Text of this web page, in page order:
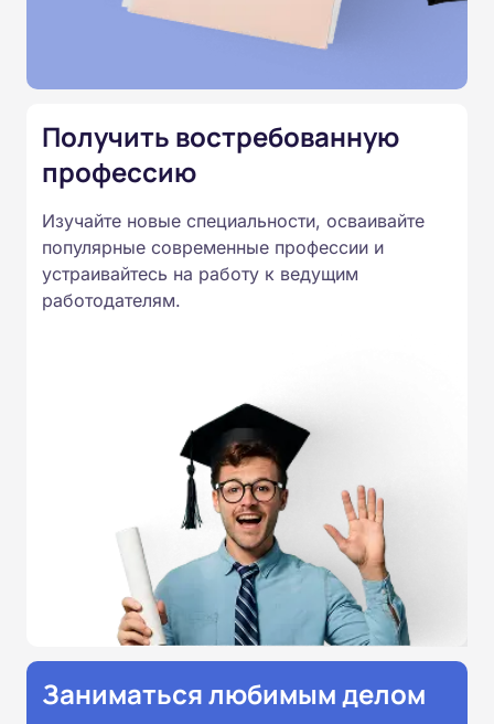
подтверждены лицензией
Министерства образования.
Приказом Минпросвещения
России от 14.07.2023 N 534 в
соответствии с Федеральными
государственными
образовательными стандартами
профессионального образования.
Удостоверения и дипломы о
Получить востребованную
профессию
Изучайте новые специальности, осваивайте
популярные современные профессии и
устраивайтесь на работу к ведущим
работодателям.
Заниматься любимым делом